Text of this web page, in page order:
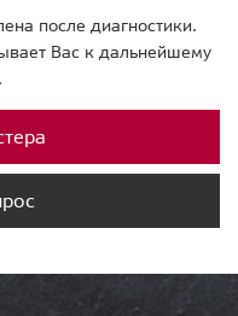
после диагностики.
Вас к дальнейшему